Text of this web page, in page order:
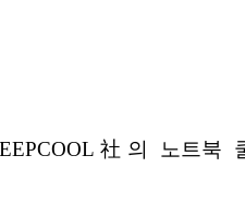
社의 노트북